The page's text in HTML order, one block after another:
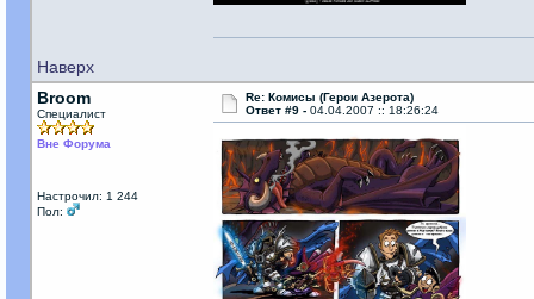
Наверх
Broom
Специалист
Вне Форума
Настрочил: 1 244
Пол:
Re: Комисы (Герои Азерота)
Ответ #9 - 04.04.2007 :: 18:26:24